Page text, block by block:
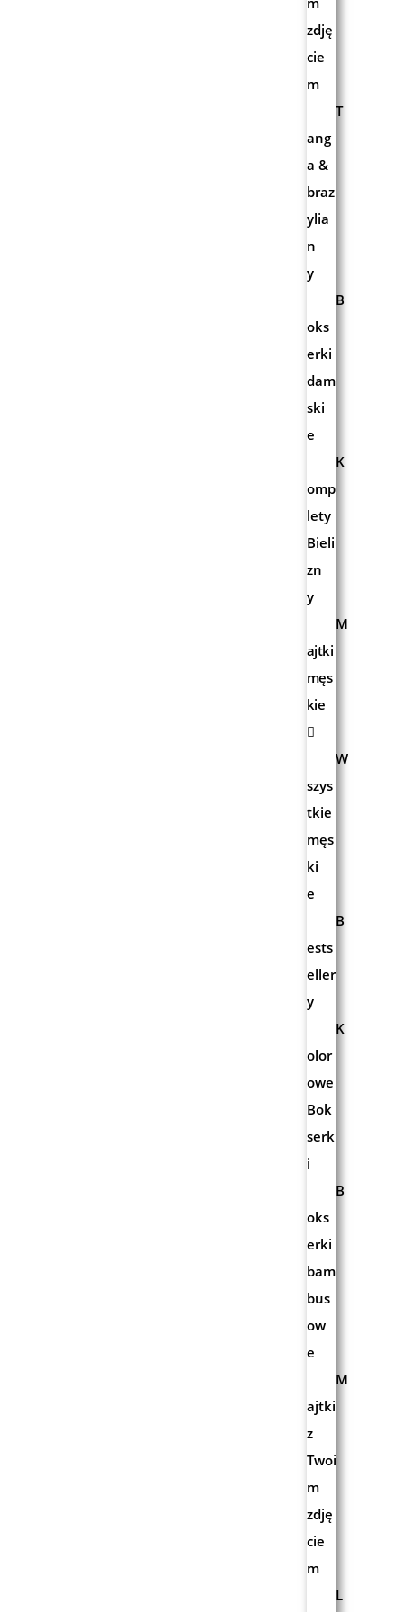
zdję
cie
m
T
ang
a &
braz
ylia
n
y
B
oks
erki
dam
ski
e
K
omp
lety
Bieli
zn
y
M
ajtki
męs
kie
W
szys
tkie
męs
ki
e
B
ests
eller
y
K
olor
owe
Bok
serk
i
B
oks
erki
bam
bus
ow
e
M
ajtki
z
Twoi
m
zdję
cie
m
L